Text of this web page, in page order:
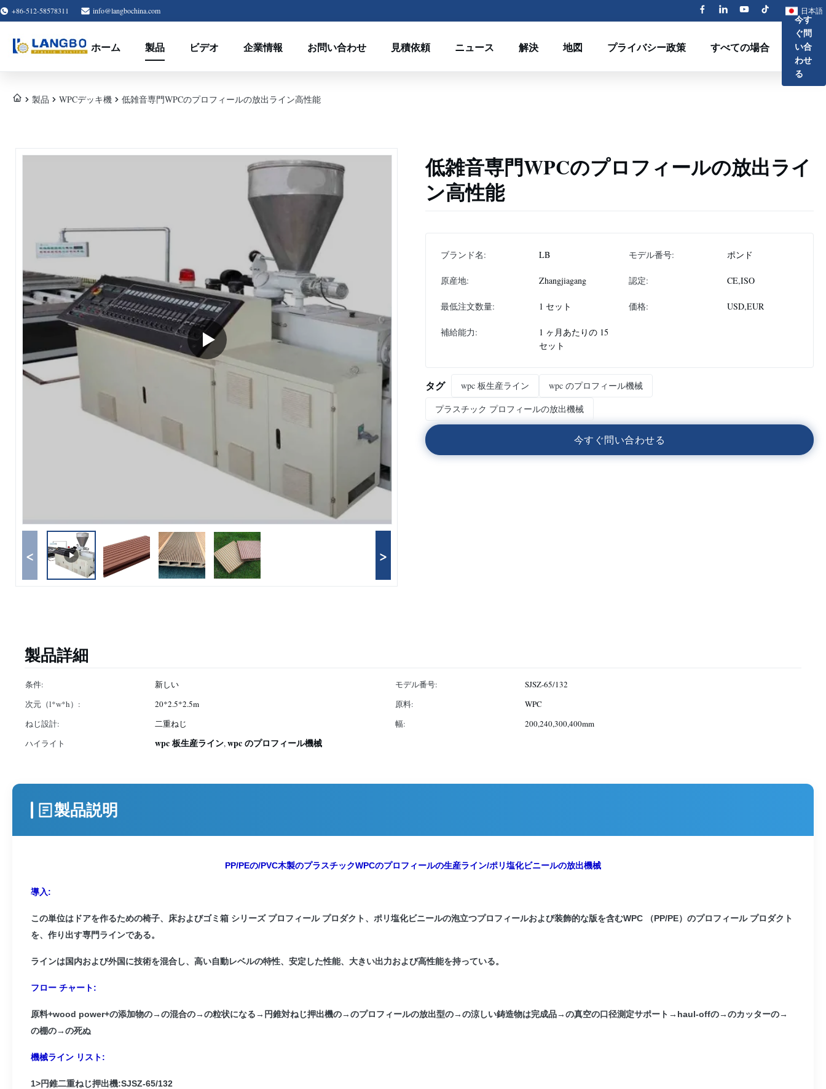
+86-512-58578311 info@langbochina.com 日本語
ホーム 製品 ビデオ 企業情報 お問い合わせ 見積依頼 ニュース 解決 地図 プライバシー政策 すべての場合
今す
ぐ問
い合
わせ
る
製品 WPCデッキ機 低雑音専門WPCのプロフィールの放出ライン高性能
< >
低雑音専門WPCのプロフィールの放出ライ
ン高性能
ブランド名: LB モデル番号: ポンド
原産地: Zhangjiagang 認定: CE,ISO
最低注文数量: 1 セット 価格: USD,EUR
補給能力:
1 ヶ月あたりの 15
セット
タグ wpc 板生産ライン
wpc のプロフィール機械
プラスチック プロフィールの放出機械
今す ぐ問い合わせる
製品詳細
条件: 新しい モデル番号:
SJSZ-65/132
次元（l*w*h）:
20*2.5*2.5m 原料:
WPC
ねじ設計:
二重ねじ 幅:
200,240,300,400mm
ハイライト
wpc 板生産ライン,wpc のプロフィール機械
製品説明
PP/PEの/PVC木製のプラスチックWPCのプロフィールの生産ライン/ポリ塩化ビニールの放出機械
導入:
この単位はドアを作るための椅子、床およびゴミ箱 シリーズ プロフィール プロダクト、ポリ塩化ビニールの泡立つプロフィールおよび装飾的な版を含むWPC （PP/PE）のプロフィール プロダクト
を、作り出す専門ラインである。
ラインは国内および外国に技術を混合し、高い自動レベルの特性、安定した性能、大きい出力および高性能を持っている。
フロー チャート:
原料+wood power+の添加物の→の混合の→の粒状になる→円錐対ねじ押出機の→のプロフィールの放出型の→の涼しい鋳造物は完成品→の真空の口径測定サポート→haul-offの→のカッターの→
の棚の→の死ぬ
機械ライン リスト:
1>円錐二重ねじ押出機:SJSZ-65/132